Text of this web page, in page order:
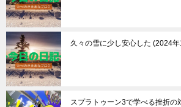
久々の雪に少し安心した 2024年
スプラトゥーン3で学べる挫折の